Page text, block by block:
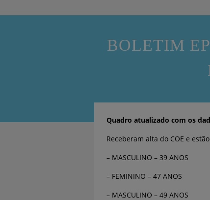
BOLETIM
Quadro atualizado com os
Receberam alta do COE e
– MASCULINO – 39 ANOS
– FEMININO – 47 ANOS
– MASCULINO – 49 ANOS